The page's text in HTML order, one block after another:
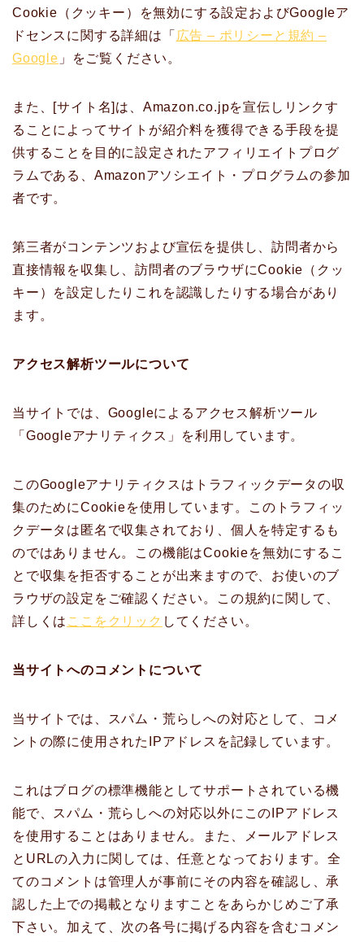
Cookie（クッキー）を無効にする設定およびGoogleア
ドセンスに関する詳細は「 広告 – ポリシーと規約 –
Google 」をご覧ください。
また、[サイト名]は、Amazon.co.jpを宣伝しリンクす
ることによってサイトが紹介料を獲得できる手段を提
供することを目的に設定されたアフィリエイトプログ
ラムである、Amazonアソシエイト・プログラムの参加
者です。
第三者がコンテンツおよび宣伝を提供し、訪問者から
直接情報を収集し、訪問者のブラウザにCookie（クッ
キー）を設定したりこれを認識したりする場合があり
ます。
アクセス解析ツールについて
当サイトでは、Googleによるアクセス解析ツール
「Googleアナリティクス」を利用しています。
このGoogleアナリティクスはトラフィックデータの収
集のためにCookieを使用しています。このトラフィッ
クデータは匿名で収集されており、個人を特定するも
のではありません。この機能はCookieを無効にするこ
とで収集を拒否することが出来ますので、お使いのブ
ラウザの設定をご確認ください。この規約に関して、
詳しくは ここをクリック してください。
当サイトへのコメントについて
当サイトでは、スパム・荒らしへの対応として、コメ
ントの際に使用されたIPアドレスを記録しています。
これはブログの標準機能としてサポートされている機
能で、スパム・荒らしへの対応以外にこのIPアドレス
を使用することはありません。また、メールアドレス
とURLの入力に関しては、任意となっております。全
てのコメントは管理人が事前にその内容を確認し、承
認した上での掲載となりますことをあらかじめご了承
下さい。加えて、次の各号に掲げる内容を含むコメン